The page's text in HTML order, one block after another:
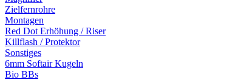
Zielfernrohre
Montagen
Red Dot Erhöhung / Riser
Killflash / Protektor
Sonstiges
6mm Softair Kugeln
Bio BBs